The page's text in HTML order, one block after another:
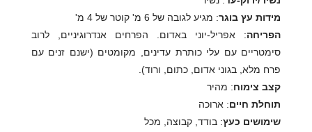
מידות עץ בוגר: מגיע לגובה של 6 מ' קוטר של 4 מ'
הפריחה: אפריל-יוני באדום. הפרחים אנדרוגיניים, לרוב
סימטריים עם עלי כותרת עדינים, מקומטים (ישנם זנים עם
פרח מלא, בגוני אדום, כתום, ורוד).
קצב צימוח: מהיר
תוחלת חיים: ארוכה
שימושים כעץ: בודד, קבוצה, מכל